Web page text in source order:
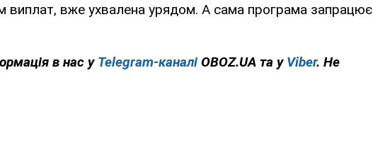
виплат, вже ухвалена урядом. А сама програма запрацює
в нас у Telegram-каналі OBOZ.UA та у Viber. Не